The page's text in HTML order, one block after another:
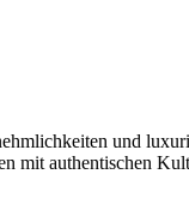
und
mit authentischen